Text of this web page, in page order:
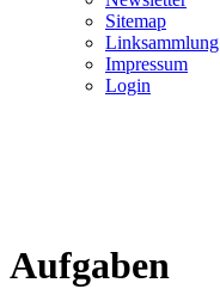
Sitemap
Linksammlung
Impressum
Login
Aufgaben